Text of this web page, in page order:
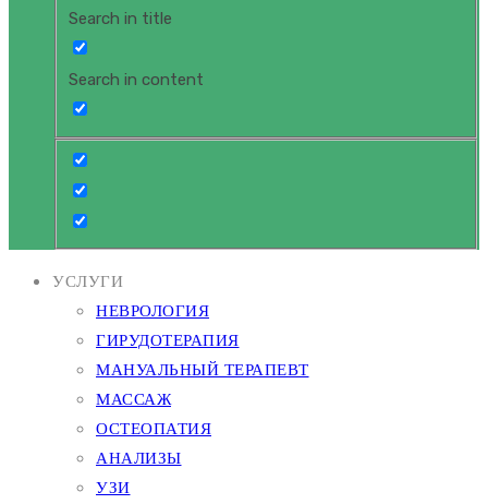
Search in title
Search in content
УСЛУГИ
НЕВРОЛОГИЯ
ГИРУДОТЕРАПИЯ
МАНУАЛЬНЫЙ ТЕРАПЕВТ
МАССАЖ
ОСТЕОПАТИЯ
АНАЛИЗЫ
УЗИ